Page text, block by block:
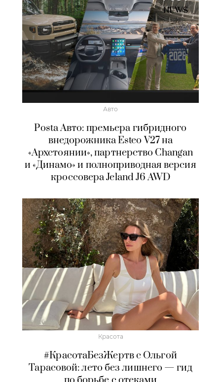
Авто
Posta Авто: премьера гибридного
внедорожника Esteo V27 на
«Архстоянии», партнерство Changan
и «Динамо» и полноприводная версия
кроссовера Jeland J6 AWD
Красота
#КрасотаБезЖертв с Ольгой
Тарасовой: лето без лишнего — гид